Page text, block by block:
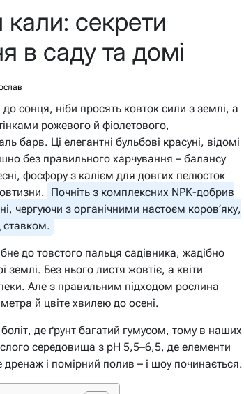
секрети
в саду та домі
сонця, ніби просять ковток сили з землі, а
рожевого й фіолетового,
барв. Ці елегантні бульбові красуні, відомі
без правильного харчування – балансу
фосфору з калієм для довгих пелюсток
Почніть з комплексних NPK-добрив
чергуючи з органічними настоєм коров’яку,
ставком.
до товстого пальця садівника, жадібно
Без нього листя жовтіє, а квіти
Але з правильним підходом рослина
й цвіте хвилею до осені.
де ґрунт багатий гумусом, тому в наших
середовища з pH 5,5–6,5, де елементи
і помірний полив – і шоу починається.